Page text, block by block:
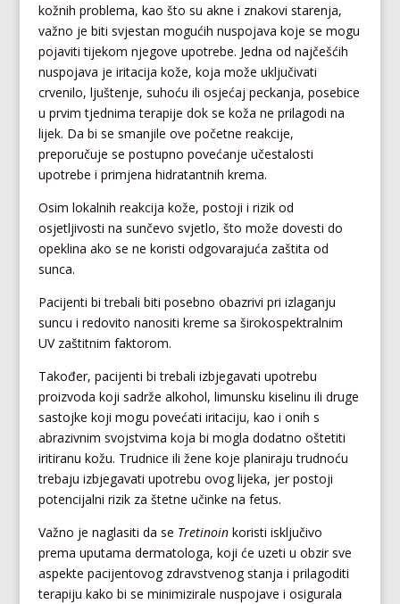
kožnih problema, kao što su akne i znakovi starenja,
važno je biti svjestan mogućih nuspojava koje se mogu
pojaviti tijekom njegove upotrebe. Jedna od najčešćih
nuspojava je iritacija kože, koja može uključivati
crvenilo, ljuštenje, suhoću ili osjećaj peckanja, posebice
u prvim tjednima terapije dok se koža ne prilagodi na
lijek. Da bi se smanjile ove početne reakcije,
preporučuje se postupno povećanje učestalosti
upotrebe i primjena hidratantnih krema.
Osim lokalnih reakcija kože, postoji i rizik od
osjetljivosti na sunčevo svjetlo, što može dovesti do
opeklina ako se ne koristi odgovarajuća zaštita od
sunca.
Pacijenti bi trebali biti posebno obazrivi pri izlaganju
suncu i redovito nanositi kreme sa širokospektralnim
UV zaštitnim faktorom.
Također, pacijenti bi trebali izbjegavati upotrebu
proizvoda koji sadrže alkohol, limunsku kiselinu ili druge
sastojke koji mogu povećati iritaciju, kao i onih s
abrazivnim svojstvima koja bi mogla dodatno oštetiti
iritiranu kožu. Trudnice ili žene koje planiraju trudnoću
trebaju izbjegavati upotrebu ovog lijeka, jer postoji
potencijalni rizik za štetne učinke na fetus.
Važno je naglasiti da se Tretinoinkoristi isključivo
prema uputama dermatologa, koji će uzeti u obzir sve
aspekte pacijentovog zdravstvenog stanja i prilagoditi
terapiju kako bi se minimizirale nuspojave i osigurala